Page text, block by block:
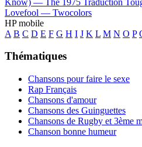
Lovefool — Twocolors
HP mobile
A B C D E F G H I J K L M N O P
Thématiques
Chansons pour faire le sexe
Rap Français
Chansons d'amour
Chansons des Guinguettes
Chansons de Rugby et 3ème
Chanson bonne humeur